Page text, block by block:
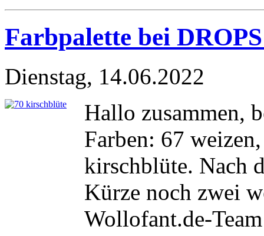
Farbpalette bei
Dienstag, 14.06.2022
Hallo zusammen,
Farben: 67
kirschblüte. Nach
Kürze noch zwei
Wollofant.de-Team